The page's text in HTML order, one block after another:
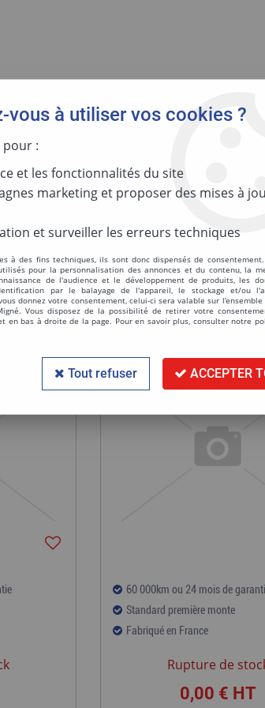
KIT DIVERS
2 articles sur2
080-010B kit de montage 5336-
60 000km ou 24 mois de
Standard première monte
Fabriqué en France
Rupture de
0,00 € HT
vous à utiliser vos cookies ?
:
et les fonctionnalités du site
marketing et proposer des mises à
et surveiller les erreurs techniques
à des fins techniques, ils sont donc dispensés de
pour la personnalisation des annonces et du contenu, la
de l'audience et le développement de produits, les
par le balayage de l'appareil, le stockage et/ou
donnez votre consentement, celui-ci sera valable sur l’ensemble
Vous disposez de la possibilité de retirer votre
en bas à droite de la page. Pour en savoir plus, consulter notre
Tout refuser ACCEPTER